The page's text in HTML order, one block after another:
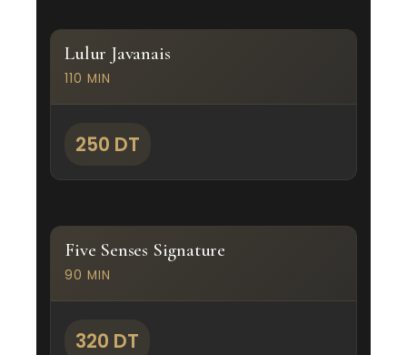
Lulur Javanais
110 MIN
250 DT
Five Senses Signature
90 MIN
320 DT